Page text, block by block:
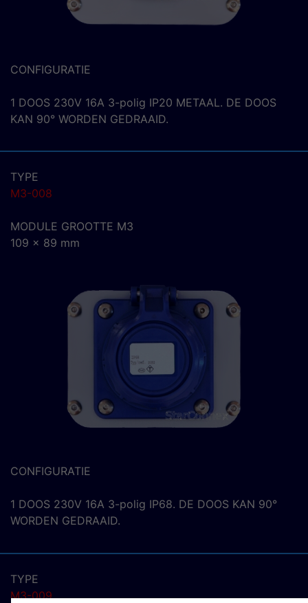
CONFIGURATIE
1 DOOS 230V 16A 3-polig IP20 METAAL. DE DOOS
KAN 90° WORDEN GEDRAAID.
TYPE
M3-008
MODULE GROOTTE M3
109 x 89 mm
CONFIGURATIE
1 DOOS 230V 16A 3-polig IP68. DE DOOS KAN 90°
WORDEN GEDRAAID.
TYPE
M3-009